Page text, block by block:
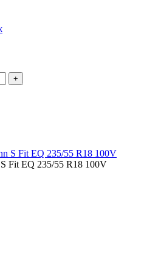
+
Fit EQ 235/55 R18 100V